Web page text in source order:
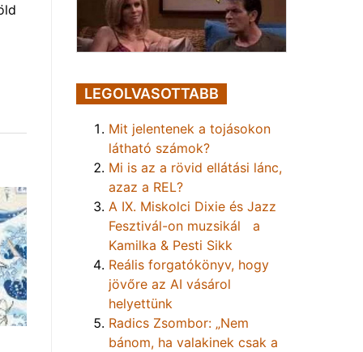
LEGOLVASOTTABB
Mit jelentenek a tojásokon
látható számok?
Mi is az a rövid ellátási lánc,
azaz a REL?
A IX. Miskolci Dixie és Jazz
Fesztivál-on muzsikál a
Kamilka & Pesti Sikk
Reális forgatókönyv, hogy
jövőre az AI vásárol
helyettünk
Radics Zsombor: „Nem
bánom, ha valakinek csak a